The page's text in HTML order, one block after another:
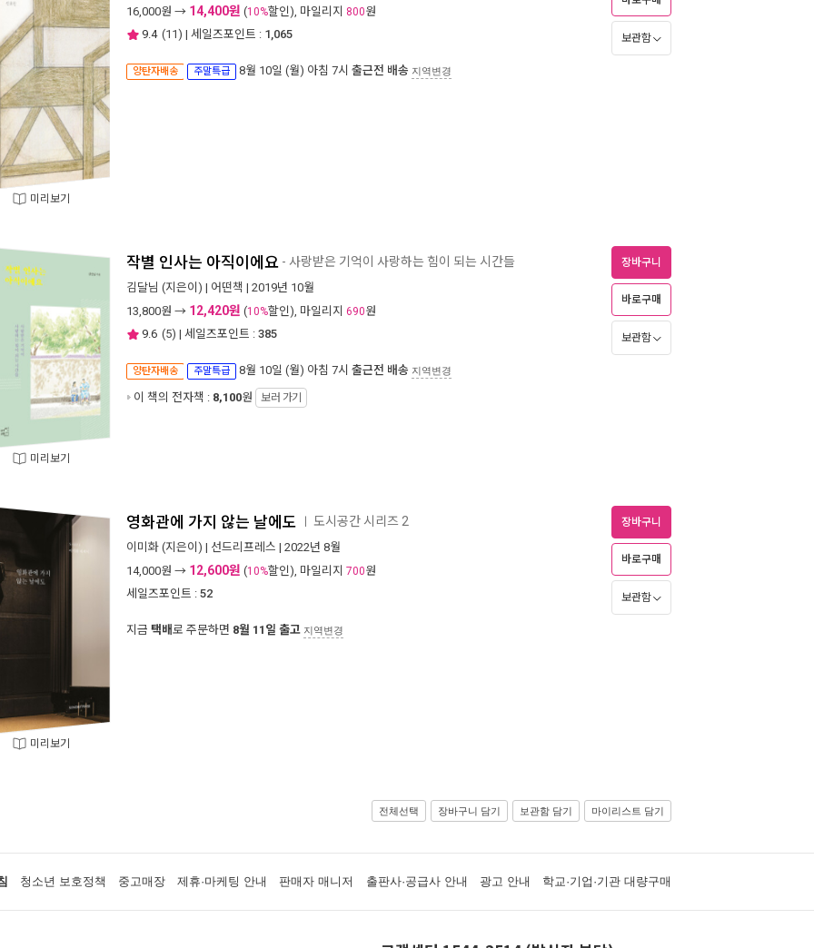
미리보기
16,000원 → 14,400원 (10%할인), 마일리지 800원
9.4 (11) | 세일즈포인트 : 1,065
양탄자배송 주말특급 8월 10일 (월) 아침 7시 출근전 배송 지역변경
보관함
미리보기
작별 인사는 아직이에요 - 사랑받은 기억이 사랑하는 힘이 되는 시간들
김달님 (지은이) | 어떤책 | 2019년 10월
13,800원 → 12,420원 (10%할인), 마일리지 690원
9.6 (5) | 세일즈포인트 : 385
양탄자배송 주말특급 8월 10일 (월) 아침 7시 출근전 배송 지역변경
이 책의 전자책 : 8,100원 보러 가기
장바구니
바로구매
보관함
미리보기
영화관에 가지 않는 날에도 도시공간 시리즈 2
이미화 (지은이) | 선드리프레스 | 2022년 8월
14,000원 → 12,600원 (10%할인), 마일리지 700원
세일즈포인트 : 52
지금 택배로 주문하면 8월 11일 출고 지역변경
장바구니
바로구매
보관함
전체선택 장바구니 담기 보관함 담기 마이리스트 담기
청소년 보호정책 중고매장 제휴·마케팅 안내 판매자 매니저 출판사·공급사 안내 광고 안내 학교·기업·기관 대량구매